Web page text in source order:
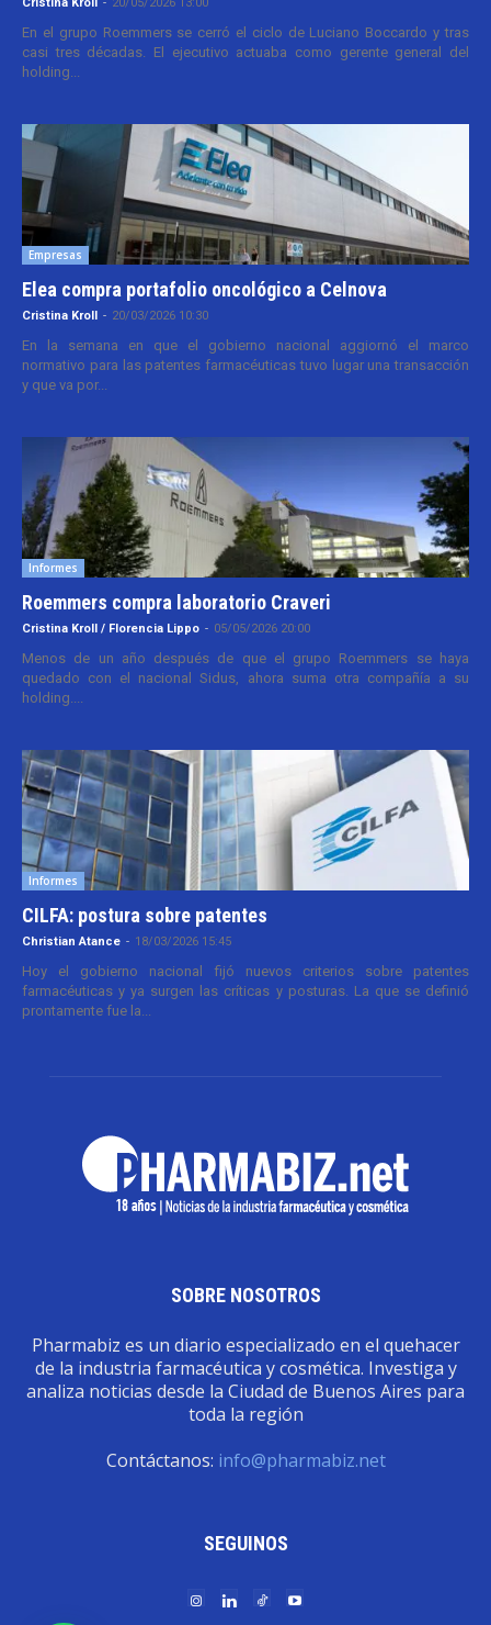
En el grupo Roemmers se cerró el ciclo de Luciano Boccardo y tras
casi tres décadas. El ejecutivo actuaba como gerente general del
holding...
Empresas
Elea compra portafolio oncológico a Celnova
Cristina Kroll - 20/03/2026 10:30
En la semana en que el gobierno nacional aggiornó el marco
normativo para las patentes farmacéuticas tuvo lugar una transacción
y que va por...
Informes
Roemmers compra laboratorio Craveri
Cristina Kroll / Florencia Lippo - 05/05/2026 20:00
Menos de un año después de que el grupo Roemmers se haya
quedado con el nacional Sidus, ahora suma otra compañía a su
holding....
Informes
CILFA: postura sobre patentes
Christian Atance - 18/03/2026 15:45
Hoy el gobierno nacional fijó nuevos criterios sobre patentes
farmacéuticas y ya surgen las críticas y posturas. La que se definió
prontamente fue la...
SOBRE NOSOTROS
Pharmabiz es un diario especializado en el quehacer
de la industria farmacéutica y cosmética. Investiga y
analiza noticias desde la Ciudad de Buenos Aires para
toda la región
Contáctanos: info@pharmabiz.net
SEGUINOS